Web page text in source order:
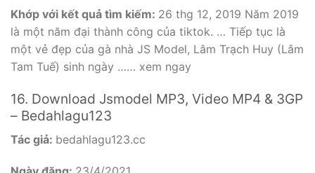
Khớp với kết quả tìm kiếm: 26 thg 12, 2019 Năm 2019
là một năm đại thành công của tiktok. … Tiếp tục là
một vẻ đẹp của gà nhà JS Model, Lâm Trạch Huy (Lâm
Tam Tuế) sinh ngày …… xem ngay
16. Download Jsmodel MP3, Video MP4 & 3GP
– Bedahlagu123
Tác giả: bedahlagu123.cc